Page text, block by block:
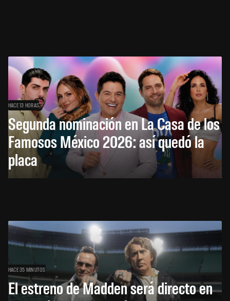
HACE 13 HORAS
Segunda nominación en La Casa de los
Famosos México 2026: así quedó la
placa
HACE 35 MINUTOS
El estreno de Madden será directo en